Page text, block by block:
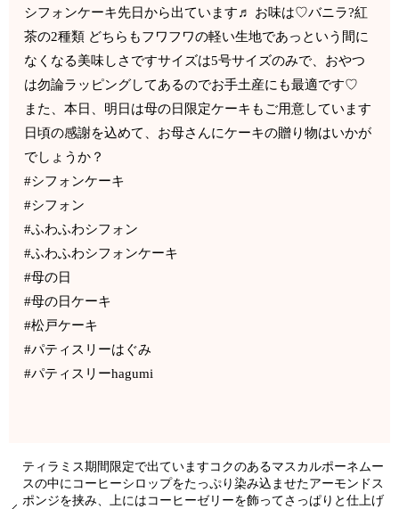
シフォンケーキ先日から出ています♬ お味は♡バニラ?紅
茶の2種類 どちらもフワフワの軽い生地であっという間に
なくなる美味しさですサイズは5号サイズのみで、おやつ
は勿論ラッピングしてあるのでお手土産にも最適です♡
また、本日、明日は母の日限定ケーキもご用意しています
日頃の感謝を込めて、お母さんにケーキの贈り物はいかが
でしょうか？
#シフォンケーキ
#シフォン
#ふわふわシフォン
#ふわふわシフォンケーキ
#母の日
#母の日ケーキ
#松戸ケーキ
#パティスリーはぐみ
#パティスリーhagumi
ティラミス️期間限定で出ていますコクのあるマスカルポーネムー
スの中にコーヒーシロップをたっぷり染み込ませたアーモンドス
ポンジを挟み、上にはコーヒーゼリーを飾ってさっぱりと仕上げ